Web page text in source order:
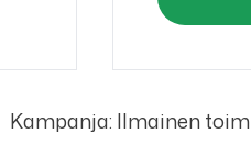
Kampanja: Ilmainen